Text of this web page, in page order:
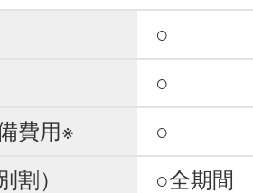
○
○
費用※
○
割）
○全期間